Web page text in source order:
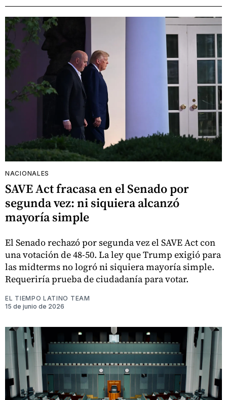
NACIONALES
SAVE Act fracasa en el Senado por
segunda vez: ni siquiera alcanzó
mayoría simple
El Senado rechazó por segunda vez el SAVE Act con
una votación de 48-50. La ley que Trump exigió para
las midterms no logró ni siquiera mayoría simple.
Requeriría prueba de ciudadanía para votar.
EL TIEMPO LATINO TEAM
15 de junio de 2026